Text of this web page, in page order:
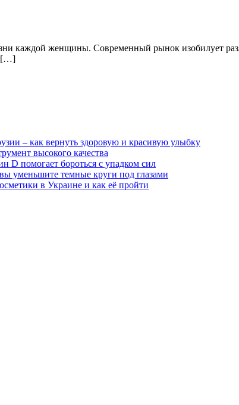
каждой женщины. Современный рынок изобилует
[…]
– как вернуть здоровую и красивую улыбку
высокого качества
D помогает бороться с упадком сил
уменьшите темные круги под глазами
в Украине и как её пройти